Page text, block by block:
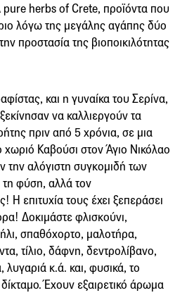
pure herbs of Crete, προϊόντα που
λόγω της μεγάλης αγάπης δύο
προστασία της βιοποικιλότητας
και η γυναίκα του Σερίνα,
να καλλιεργούν τα
πριν από 5 χρόνια, σε μια
χωριό Καβούσι στον Άγιο Νικόλαο
την αλόγιστη συγκομιδή των
φύση, αλλά τον
Η επιτυχία τους έχει ξεπεράσει
Δοκιμάστε φλισκούνι,
σπαθόχορτο, μαλοτήρα,
τίλιο, δάφνη, δεντρολίβανο,
λυγαριά κ.ά. και, φυσικά, το
Έχουν εξαιρετικό άρωμα